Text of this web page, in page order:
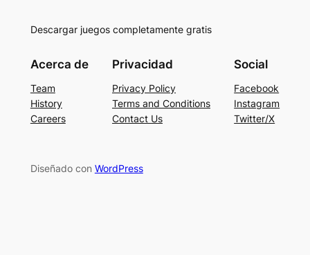
Descargar juegos completamente gratis
Acerca de
Team
History
Careers
Privacidad
Privacy Policy
Terms and Conditions
Contact Us
Social
Facebook
Instagram
Twitter/X
Diseñado con WordPress